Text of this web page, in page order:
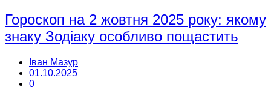
Гороскоп на 2 жовтня 2025 року: якому
знаку Зодіаку особливо пощастить
Іван Мазур
01.10.2025
0